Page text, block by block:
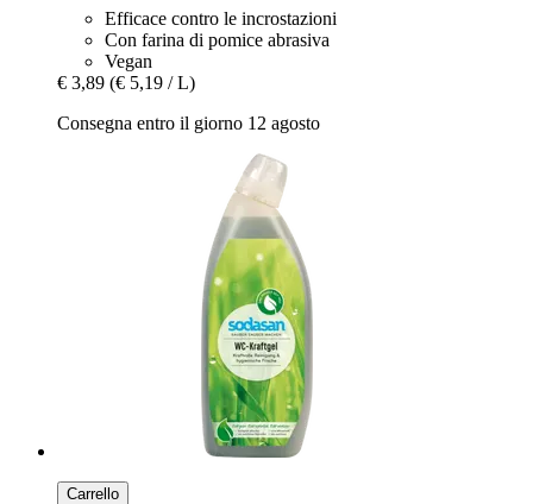
Efficace contro le incrostazioni
Con farina di pomice abrasiva
Vegan
€ 3,89 (€ 5,19 / L)
Consegna entro il giorno 12 agosto
Carrello